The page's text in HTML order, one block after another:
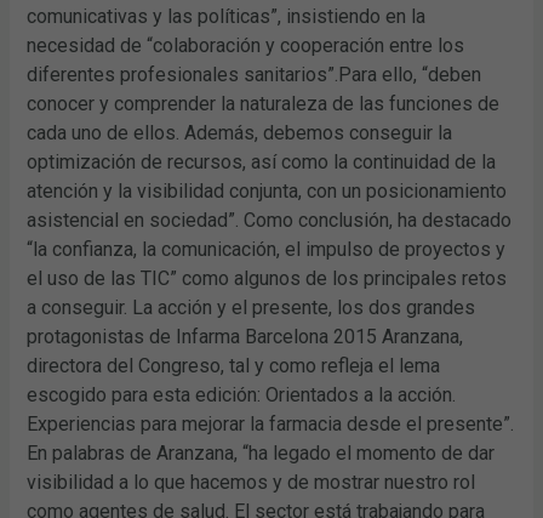
comunicativas y las políticas”, insistiendo en la
necesidad de “colaboración y cooperación entre los
diferentes profesionales sanitarios”.Para ello, “deben
conocer y comprender la naturaleza de las funciones de
cada uno de ellos. Además, debemos conseguir la
optimización de recursos, así como la continuidad de la
atención y la visibilidad conjunta, con un posicionamiento
asistencial en sociedad”. Como conclusión, ha destacado
“la confianza, la comunicación, el impulso de proyectos y
el uso de las TIC” como algunos de los principales retos
a conseguir. La acción y el presente, los dos grandes
protagonistas de Infarma Barcelona 2015 Aranzana,
directora del Congreso, tal y como refleja el lema
escogido para esta edición: Orientados a la acción.
Experiencias para mejorar la farmacia desde el presente”.
En palabras de Aranzana, “ha legado el momento de dar
visibilidad a lo que hacemos y de mostrar nuestro rol
como agentes de salud. El sector está trabajando para